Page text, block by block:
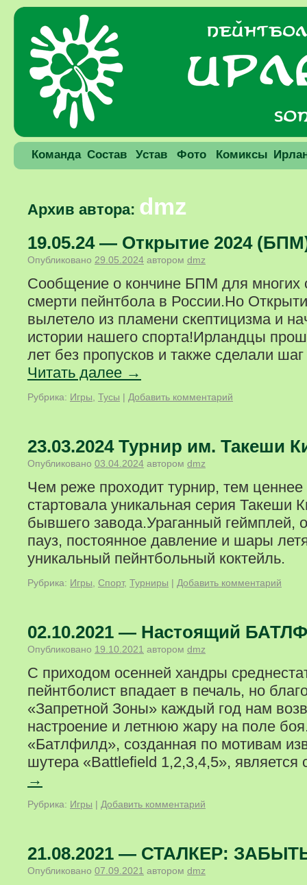
Команда Состав Устав Фото Комиксы
Архив автора: dmz
19.05.24 — Открытие 2024
Опубликовано 29.05.2024 автором dmz
Сообщение о кончине БПМ для многих
смерти пейнтбола в России.Но
вылетело из пламени скептицизма и
истории нашего спорта!Ирландцы
лет без пропусков и также сделали
Читать далее →
Рубрика: Игры Тусы | Добавить комментарий
23.03.2024 Турнир им. Такеши
Опубликовано 03.04.2024 автором dmz
Чем реже проходит турнир, тем
стартовала уникальная серия Такеши
бывшего завода.Ураганный геймплей,
пауз, постоянное давление и шары
уникальный пейнтбольный коктейль.
Рубрика: Игры Спорт, Турниры | Добавить комментарий
02.10.2021 — Настоящий
Опубликовано 19.10.2021 автором dmz
С приходом осенней хандры
пейнтболист впадает в печаль, но
«Запретной Зоны» каждый год нам
настроение и летнюю жару на поле
«Батлфилд», созданная по мотивам
шутера «Battlefield 1,2,3,4,5»,
→
Рубрика: Игры | Добавить комментарий
21.08.2021 — СТАЛКЕР:
Опубликовано 07.09.2021 автором dmz